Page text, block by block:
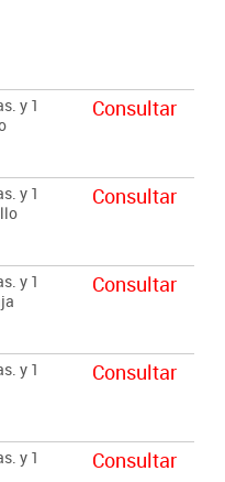
de devolución no se
y 1
Consultar
y 1
Consultar
y 1
Consultar
y 1
Consultar
y 1
Consultar